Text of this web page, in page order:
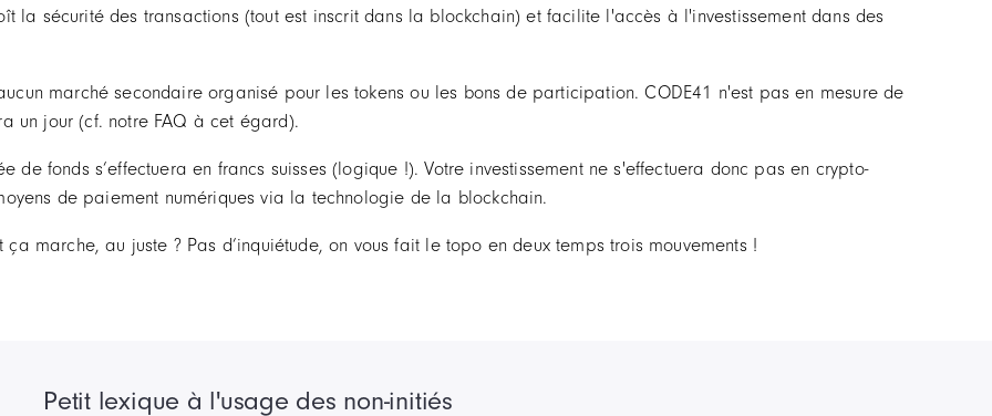
la sécurité des transactions (tout est inscrit dans la blockchain) et facilite l'accès à l'investissement dans des
marché secondaire organisé pour les tokens ou les bons de participation. CODE41 n'est pas en mesure de
un jour (cf. notre FAQ à cet égard).
de fonds s’effectuera en francs suisses (logique !). Votre investissement ne s'effectuera donc pas en crypto-
de paiement numériques via la technologie de la blockchain.
marche, au juste ? Pas d’inquiétude, on vous fait le topo en deux temps trois mouvements !
Petit lexique à l'usage des non-initiés